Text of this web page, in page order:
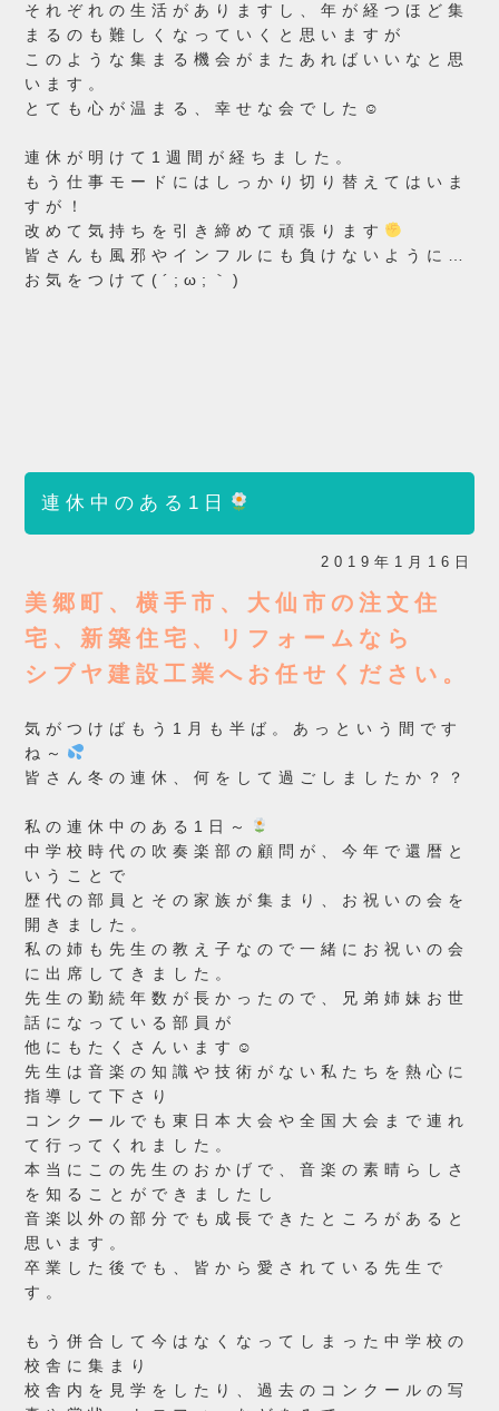
それぞれの生活がありますし、年が経つほど集
まるのも難しくなっていくと思いますが
このような集まる機会がまたあればいいなと思
います。
とても心が温まる、幸せな会でした☺
連休が明けて1週間が経ちました。
もう仕事モードにはしっかり切り替えてはいま
すが！
改めて気持ちを引き締めて頑張ります
皆さんも風邪やインフルにも負けないように…
お気をつけて(´;ω;｀)
連休中のある1日
2019年1月16日
美郷町、横手市、大仙市の注文住
宅、新築住宅、リフォームなら
シブヤ建設工業へお任せください。
気がつけばもう1月も半ば。あっという間です
ね～
皆さん冬の連休、何をして過ごしましたか？？
私の連休中のある1日～
中学校時代の吹奏楽部の顧問が、今年で還暦と
いうことで
歴代の部員とその家族が集まり、お祝いの会を
開きました。
私の姉も先生の教え子なので一緒にお祝いの会
に出席してきました。
先生の勤続年数が長かったので、兄弟姉妹お世
話になっている部員が
他にもたくさんいます☺
先生は音楽の知識や技術がない私たちを熱心に
指導して下さり
コンクールでも東日本大会や全国大会まで連れ
て行ってくれました。
本当にこの先生のおかげで、音楽の素晴らしさ
を知ることができましたし
音楽以外の部分でも成長できたところがあると
思います。
卒業した後でも、皆から愛されている先生で
す。
もう併合して今はなくなってしまった中学校の
校舎に集まり
校舎内を見学をしたり、過去のコンクールの写